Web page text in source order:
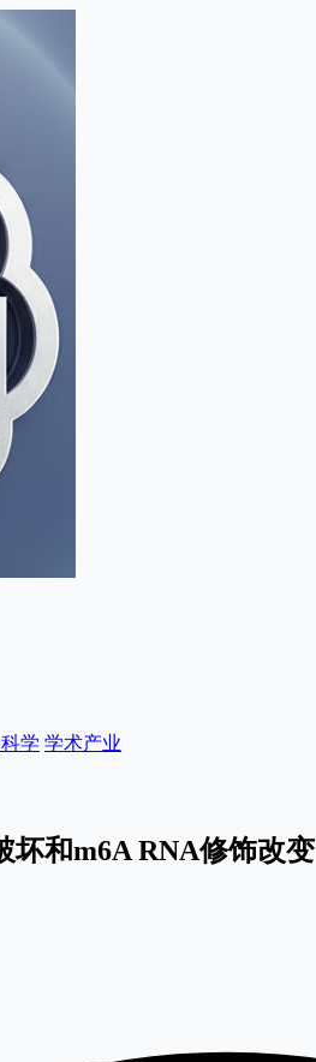
学 学术产业
坏和m6A RNA修饰改变